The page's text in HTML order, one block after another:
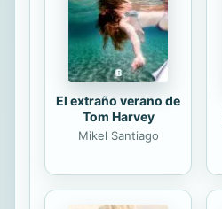
curricular del
Niveles de
modulo
El extraño verano de
Tom Harvey
Mikel Santiago